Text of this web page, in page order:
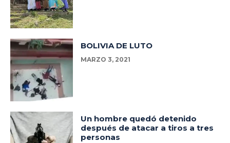
BOLIVIA DE LUTO
MARZO 3, 2021
Un hombre quedó detenido
después de atacar a tiros a tres
personas